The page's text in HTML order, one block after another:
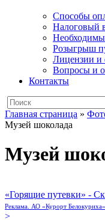
Способы
Налоговый
Розыгрыш
Лицензии и
Вопросы и
Контакты
Главная страница »
Музей шоколада
Музей
«Горящие путевки» -
Реклама. АО «Курорт
>